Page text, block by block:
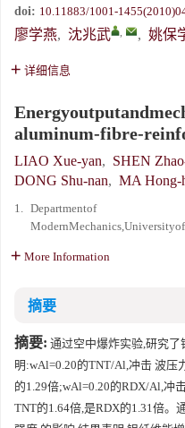
doi: 10.11883/1001-
廖学燕, 沈兆武 , , 姚保
详细信息
aluminum-fibre-
LIAO Xue-yan, SHEN
DONG Shu-nan, MA Hong-
1. Departmentof
More Information
摘要
摘要: 通过空中爆炸实验,研究
明:wAl=0.20的TNT/Al,冲击 波压
的1.29倍;wAl=0.20的RDX/Al,冲
TNT的1.64倍,是RDX的1.31倍。